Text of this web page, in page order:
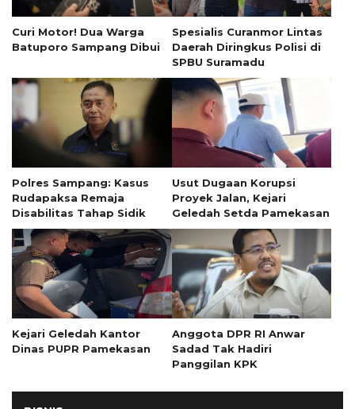
Curi Motor! Dua Warga
Batuporo Sampang Dibui
Spesialis Curanmor Lintas
Daerah Diringkus Polisi di
SPBU Suramadu
Polres Sampang: Kasus
Rudapaksa Remaja
Disabilitas Tahap Sidik
Usut Dugaan Korupsi
Proyek Jalan, Kejari
Geledah Setda Pamekasan
Kejari Geledah Kantor
Dinas PUPR Pamekasan
Anggota DPR RI Anwar
Sadad Tak Hadiri
Panggilan KPK